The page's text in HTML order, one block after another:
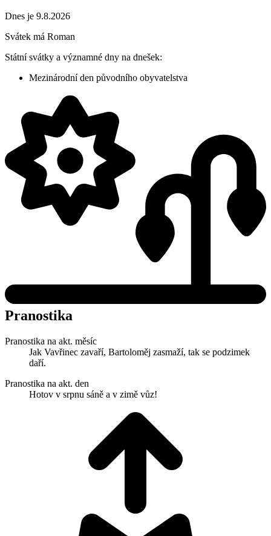
Dnes je 9.8.2026
Svátek má Roman
Státní svátky a významné dny na dnešek:
Mezinárodní den původního obyvatelstva
Pranostika
Pranostika na akt. měsíc
Jak Vavřinec zavaří, Bartoloměj zasmaží, tak se podzimek
daří.
Pranostika na akt. den
Hotov v srpnu sáně a v zimě vůz!